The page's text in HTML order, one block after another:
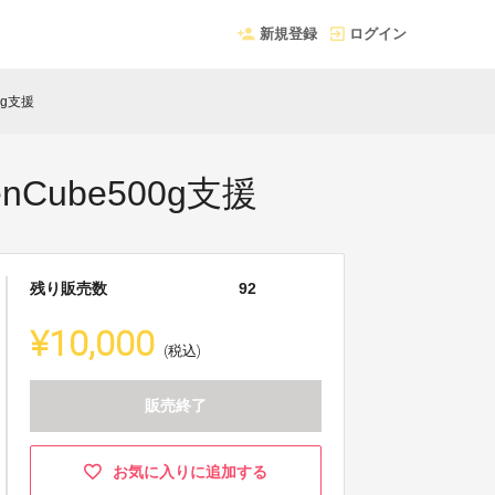
新規登録 ログイン
支援
支援
残り販売数 92
¥10,000 (税込)
販売終了
お気に入りに追加する